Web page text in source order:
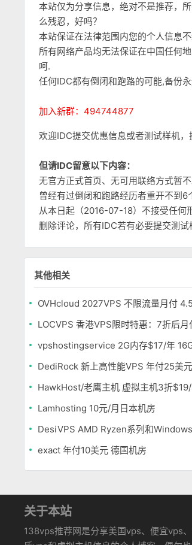
本站仅为分享信息，绝对不是推荐，
么残忍，好吗？
本站保证在法律范围内您的个人信息
所有网络产品均无法保证在中国任何
呵.
任何IDC都有倒闭和跑路的可能,备份
加入新群：494744877
欢迎IDC提交优惠信息或者测试样机
但请IDC留意以下内容：
无官方正式首页、无可用联络方式暂不
曾经有过倒闭和跑路经历者重开不到6
从本日起（2016-07-18）不接受任何
删除评论，所有IDC若有必要提交测试
其他相关
OVHcloud 2027VPS 不限流量月付
vpshostingservice 2G内存$17/年
Lamhosting 10元/月日本机房
exact 年付10美元 德国机房
关于本站
138vps推荐网是分享美国vps、便宜vps